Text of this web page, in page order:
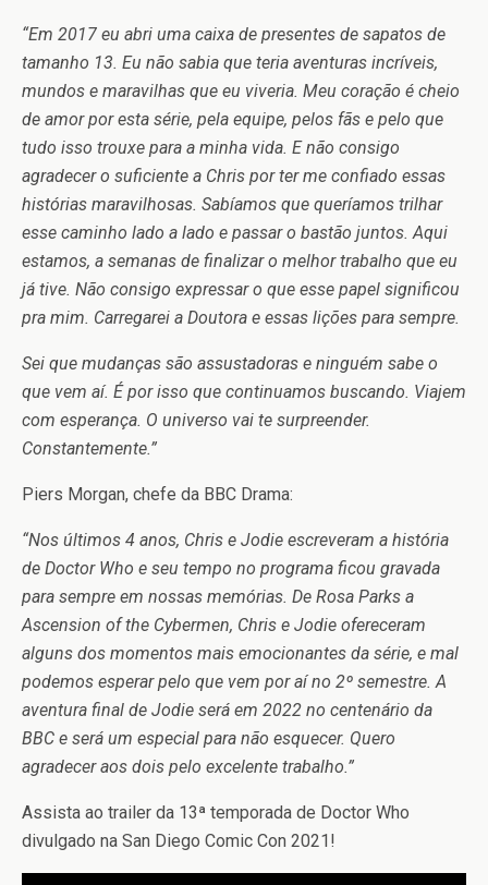
“Em 2017 eu abri uma caixa de presentes de sapatos de
tamanho 13. Eu não sabia que teria aventuras incríveis,
mundos e maravilhas que eu viveria. Meu coração é cheio
de amor por esta série, pela equipe, pelos fãs e pelo que
tudo isso trouxe para a minha vida. E não consigo
agradecer o suficiente a Chris por ter me confiado essas
histórias maravilhosas. Sabíamos que queríamos trilhar
esse caminho lado a lado e passar o bastão juntos. Aqui
estamos, a semanas de finalizar o melhor trabalho que eu
já tive. Não consigo expressar o que esse papel significou
pra mim. Carregarei a Doutora e essas lições para sempre.
Sei que mudanças são assustadoras e ninguém sabe o
que vem aí. É por isso que continuamos buscando. Viajem
com esperança. O universo vai te surpreender.
Constantemente.”
Piers Morgan, chefe da BBC Drama:
“Nos últimos 4 anos, Chris e Jodie escreveram a história
de Doctor Who e seu tempo no programa ficou gravada
para sempre em nossas memórias. De Rosa Parks a
Ascension of the Cybermen, Chris e Jodie ofereceram
alguns dos momentos mais emocionantes da série, e mal
podemos esperar pelo que vem por aí no 2º semestre. A
aventura final de Jodie será em 2022 no centenário da
BBC e será um especial para não esquecer. Quero
agradecer aos dois pelo excelente trabalho.”
Assista ao trailer da 13ª temporada de Doctor Who
divulgado na San Diego Comic Con 2021!